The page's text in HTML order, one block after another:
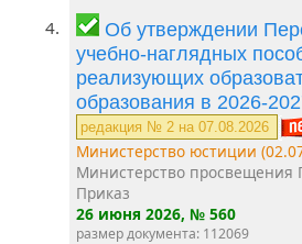
4.
Об утверждении
учебно-наглядных
реализующих
образования в 2026-
редакция № 2 на 07.08.2026
Министерство юстиции
Министерство просвещения
Приказ
26 июня 2026, № 560
размер документа: 112069